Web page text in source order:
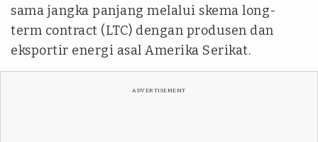
sama jangka panjang melalui skema long-
term contract (LTC) dengan produsen dan
eksportir energi asal Amerika Serikat.
ADVERTISEMENT